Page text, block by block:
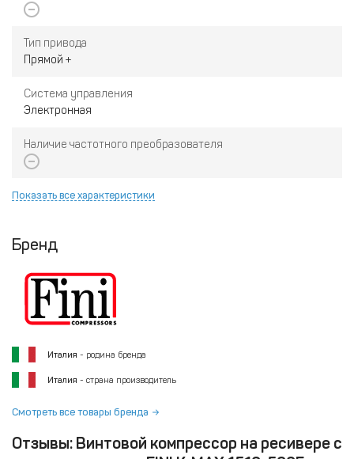
Тип привода
Прямой +
Система управления
Электронная
Наличие частотного преобразователя
Показать все характеристики
Бренд
Италия - родина бренда
Италия - страна производитель
Смотреть все товары бренда
Отзывы: Винтовой компрессор на ресивере с